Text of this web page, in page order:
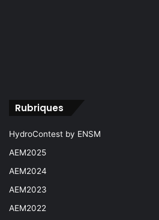
Rubriques
HydroContest by ENSM
AEM2025
AEM2024
AEM2023
AEM2022